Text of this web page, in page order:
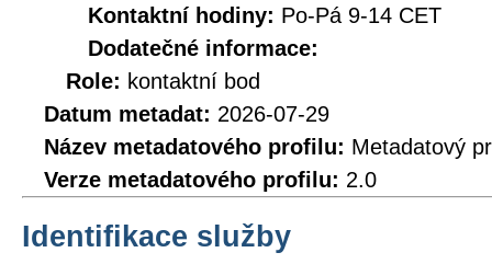
Kontaktní hodiny: Po-Pá 9-14 CET
Dodatečné informace:
Role: kontaktní bod
Datum metadat: 2026-07-29
Název metadatového profilu: Metadatový
Verze metadatového profilu: 2.0
Identifikace služby